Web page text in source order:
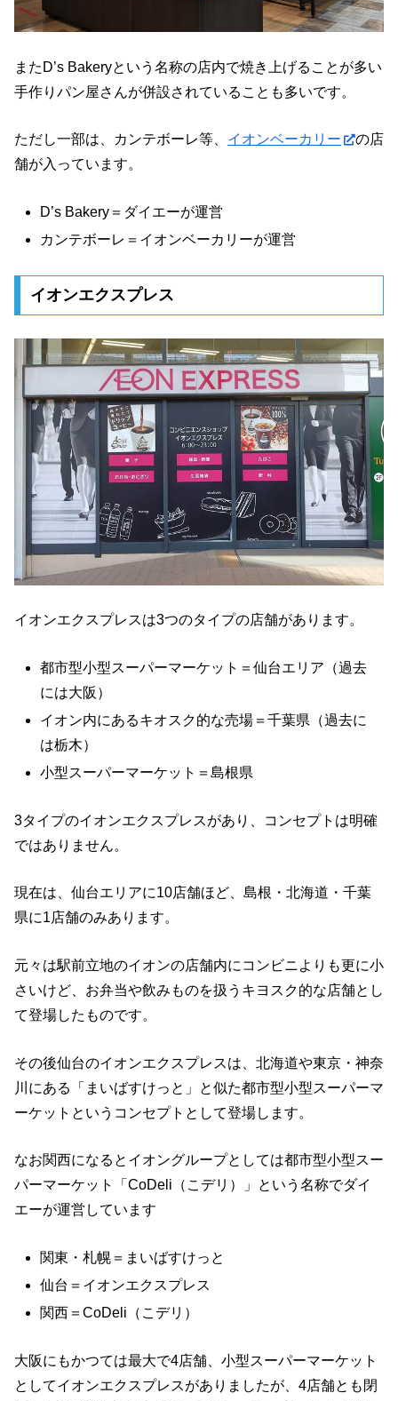
またD’s Bakeryという名称の店内で焼き上げることが多い
手作りパン屋さんが併設されていることも多いです。
ただし一部は、カンテボーレ等、 イオンベーカリー
の店
舗が入っています。
D’s Bakery＝ダイエーが運営
カンテボーレ＝イオンベーカリーが運営
イオンエクスプレス
イオンエクスプレスは3つのタイプの店舗があります。
都市型小型スーパーマーケット＝仙台エリア（過去
には大阪）
イオン内にあるキオスク的な売場＝千葉県（過去に
は栃木）
小型スーパーマーケット＝島根県
3タイプのイオンエクスプレスがあり、コンセプトは明確
ではありません。
現在は、仙台エリアに10店舗ほど、島根・北海道・千葉
県に1店舗のみあります。
元々は駅前立地のイオンの店舗内にコンビニよりも更に小
さいけど、お弁当や飲みものを扱うキヨスク的な店舗とし
て登場したものです。
その後仙台のイオンエクスプレスは、北海道や東京・神奈
川にある「まいばすけっと」と似た都市型小型スーパーマ
ーケットというコンセプトとして登場します。
なお関西になるとイオングループとしては都市型小型スー
パーマーケット「CoDeli（こデリ）」という名称でダイ
エーが運営しています
関東・札幌＝まいばすけっと
仙台＝イオンエクスプレス
関西＝CoDeli（こデリ）
大阪にもかつては最大で4店舗、小型スーパーマーケット
としてイオンエクスプレスがありましたが、4店舗とも閉